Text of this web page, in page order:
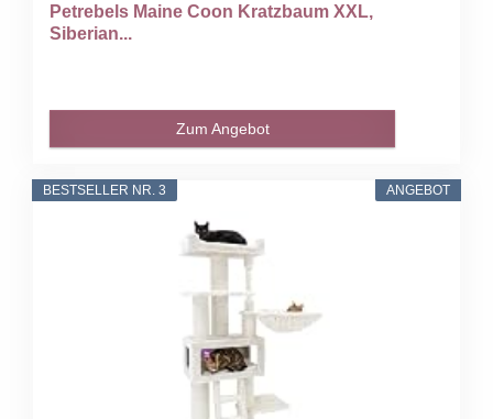
Petrebels Maine Coon Kratzbaum XXL,
Siberian...
Zum Angebot
ANGEBOT
BESTSELLER NR. 3